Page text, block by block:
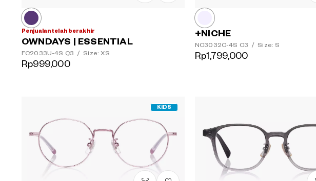
Penjualan telah berakhir
OWNDAYS | ESSENTIAL
FC2033U-4S Ç3 / Size: XS
Rp999,000
+NICHE
NC3032C-4S C3 / Size: S
Rp1,799,000
KIDS